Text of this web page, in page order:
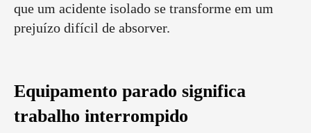
que um acidente isolado se transforme em um
prejuízo difícil de absorver.
Equipamento parado significa
trabalho interrompido